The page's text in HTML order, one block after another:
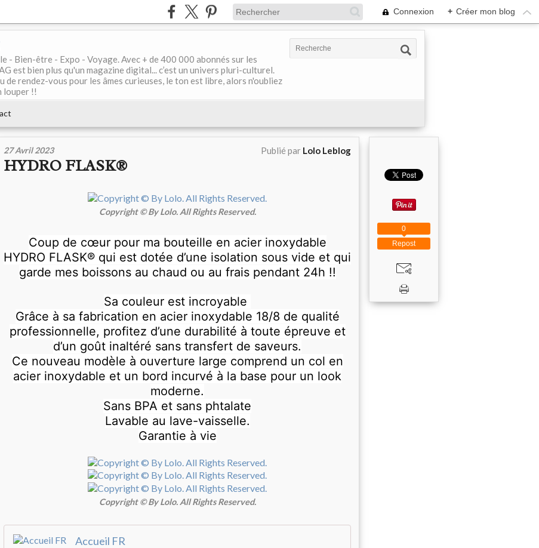
Connexion + Créer mon blog
- Bien-être - Expo - Voyage. Avec + de 400 000 abonnés sur les
est bien plus qu'un magazine digital... c’est un univers pluri-culturel.
de rendez-vous pour les âmes curieuses, le ton est libre, alors n'oubliez
louper !!
27 Avril 2023 Publié par Lolo Leblog
HYDRO FLASK®
Copyright © By Lolo. All Rights Reserved.
Coup de cœur pour ma bouteille en acier inoxydable
HYDRO FLASK® qui est dotée d’une isolation sous vide et qui
garde mes boissons au chaud ou au frais pendant 24h !!
Sa couleur est incroyable
Grâce à sa fabrication en acier inoxydable 18/8 de qualité
professionnelle, profitez d’une durabilité à toute épreuve et
d’un goût inaltéré sans transfert de saveurs.
Ce nouveau modèle à ouverture large comprend un col en
acier inoxydable et un bord incurvé à la base pour un look
moderne.
Sans BPA et sans phtalate
Lavable au lave-vaisselle.
Garantie à vie
Copyright © By Lolo. All Rights Reserved.
Accueil FR
Repost
0